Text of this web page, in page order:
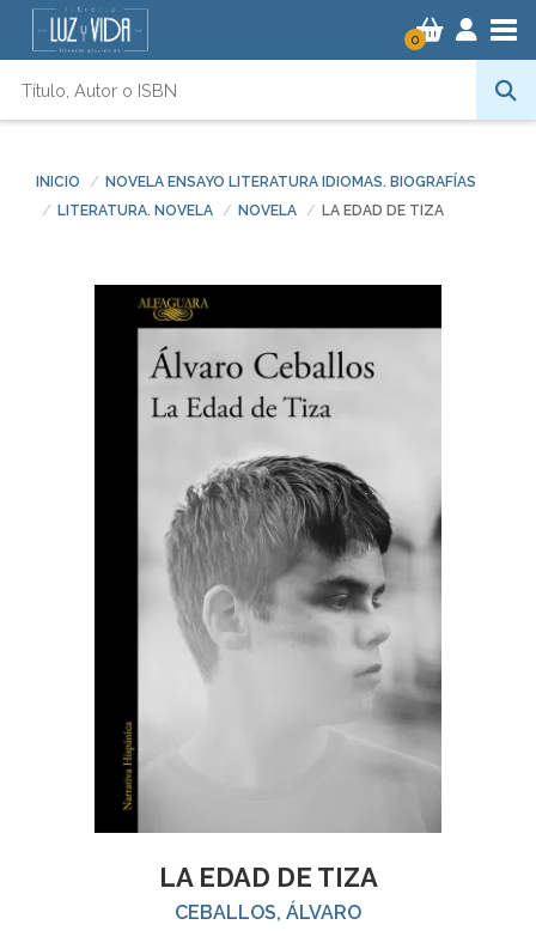
0
INICIO
NOVELA ENSAYO LITERATURA IDIOMAS. BIOGRAFÍAS
LITERATURA. NOVELA
NOVELA LA EDAD DE TIZA
LA EDAD DE TIZA
CEBALLOS, ÁLVARO